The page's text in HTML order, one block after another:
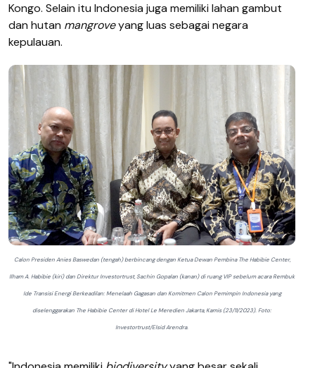
Kongo. Selain itu Indonesia juga memiliki lahan gambut
dan hutan mangroveyang luas sebagai negara
kepulauan.
Calon Presiden Anies Baswedan (tengah) berbincang dengan Ketua Dewan Pembina The Habibie Center,
Ilham A. Habibie (kiri) dan Direktur Investortrust, Sachin Gopalan (kanan) di ruang VIP sebelum acara Rembuk
Ide Transisi Energi Berkeadilan: Menelaah Gagasan dan Komitmen Calon Pemimpin Indonesia yang
diselenggarakan The Habibie Center di Hotel Le Meredien Jakarta, Kamis (23/11/2023). Foto:
Investortrust/Elsid Arendra.